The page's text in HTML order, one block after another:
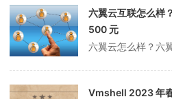
六翼云互联怎么样
500 元
Vmshell 2023 年